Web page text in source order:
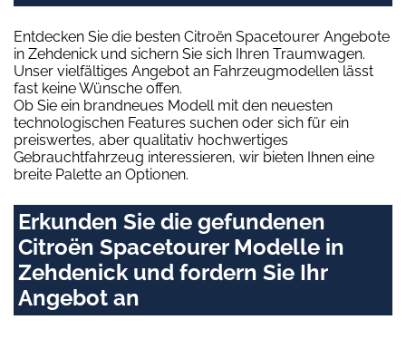
Entdecken Sie die besten Citroën Spacetourer Angebote
in Zehdenick und sichern Sie sich Ihren Traumwagen.
Unser vielfältiges Angebot an Fahrzeugmodellen lässt
fast keine Wünsche offen.
Ob Sie ein brandneues Modell mit den neuesten
technologischen Features suchen oder sich für ein
preiswertes, aber qualitativ hochwertiges
Gebrauchtfahrzeug interessieren, wir bieten Ihnen eine
breite Palette an Optionen.
Erkunden Sie die gefundenen
Citroën Spacetourer Modelle in
Zehdenick und fordern Sie Ihr
Angebot an